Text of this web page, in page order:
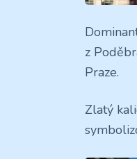
z
Praze.
Zlatý